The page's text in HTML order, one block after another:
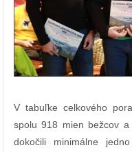
V tabuľke celkového
spolu 918 mien bežcov
dokočili minimálne